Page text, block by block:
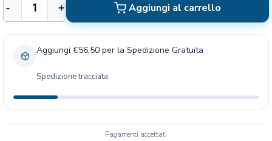
r
i
A
- + Aggiungi al carrello
Aggiungi €56,50 per la Spedizione Gratuita
Spedizione tracciata
Pagamenti accettati